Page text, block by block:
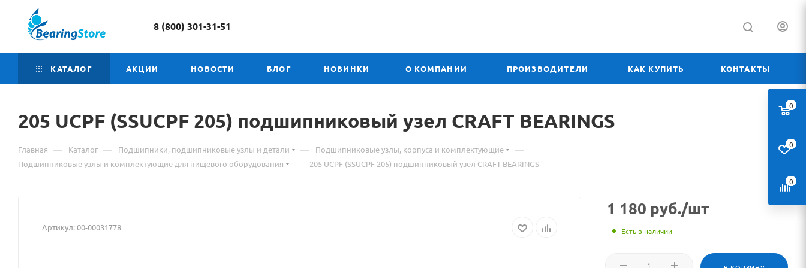
8 (800) 301-31-51
КАТАЛОГ АКЦИИ НОВОСТИ БЛОГ НОВИНКИ О КОМПАНИИ ПРОИЗВОДИТЕЛИ КАК КУПИТЬ КОНТАКТЫ
205 UCPF (SSUCPF 205) подшипниковый узел Материал
о
товаре
(SSUCPF
CRAFT BEARINGS
Главная — Каталог — Подшипники, подшипниковые узлы и детали — Подшипниковые узлы, корпуса и комплектующие —
Подшипниковые узлы и комплектующие для пищевого оборудования — 205 UCPF (SSUCPF 205) подшипниковый узел CRAFT BEARINGS
Артикул:00-00031778
1 180 руб./шт
Есть в наличии
0
0
0